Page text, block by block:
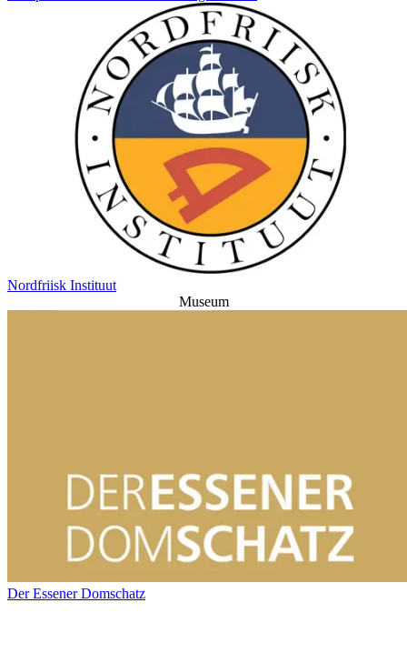
Nordfriisk Instituut
Museum
Der Essener Domschatz